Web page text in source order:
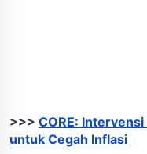
>>> CORE:
untuk Cegah Inflasi